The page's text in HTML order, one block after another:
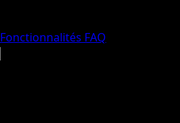
Fonctionnalités FAQ